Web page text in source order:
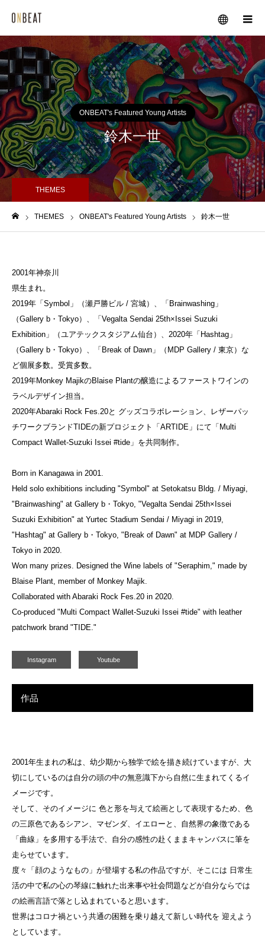
メニュー
ONBEAT's Featured Young Artists
鈴木一世
THEMES
THEMES ONBEAT's Featured Young Artists 鈴木一世
2001年神奈川
県生まれ。
2019年「Symbol」（瀬戸勝ビル / 宮城）、「Brainwashing」
（Gallery b・Tokyo）、「Vegalta Sendai 25th×Issei Suzuki
Exhibition」（ユアテックスタジアム仙台）、2020年「Hashtag」
（Gallery b・Tokyo）、「Break of Dawn」（MDP Gallery / 東京）な
ど個展多数。受賞多数。
2019年Monkey MajikのBlaise Plantの醸造によるファーストワインの
ラベルデザイン担当。
2020年Abaraki Rock Fes.20と グッズコラボレーション、レザーパッ
チワークブランドTIDEの新プロジェクト「ARTIDE」にて「Multi
Compact Wallet-Suzuki Issei #tide」を共同制作。
Born in Kanagawa in 2001.
Held solo exhibitions including "Symbol" at Setokatsu Bldg. / Miyagi,
"Brainwashing" at Gallery b・Tokyo, "Vegalta Sendai 25th×Issei
Suzuki Exhibition" at Yurtec Stadium Sendai / Miyagi in 2019,
"Hashtag" at Gallery b・Tokyo, "Break of Dawn" at MDP Gallery /
Tokyo in 2020.
Won many prizes. Designed the Wine labels of "Seraphim," made by
Blaise Plant, member of Monkey Majik.
Collaborated with Abaraki Rock Fes.20 in 2020.
Co-produced "Multi Compact Wallet-Suzuki Issei #tide" with leather
patchwork brand "TIDE."
Instagram Youtube
作品
2001年生まれの私は、幼少期から独学で絵を描き続けていますが、大
切にしているのは自分の頭の中の無意識下から自然に生まれてくるイ
メージです。
そして、そのイメージに 色と形を与えて絵画として表現するため、色
の三原色であるシアン、マゼンダ、イエローと、自然界の象徴である
「曲線」を多用する手法で、自分の感性の赴くままキャンバスに筆を
走らせています。
度々「顔のようなもの」が登場する私の作品ですが、そこには 日常生
活の中で私の心の琴線に触れた出来事や社会問題などが自分ならでは
の絵画言語で落とし込まれていると思います。
世界はコロナ禍という共通の困難を乗り越えて新しい時代を 迎えよう
としています。